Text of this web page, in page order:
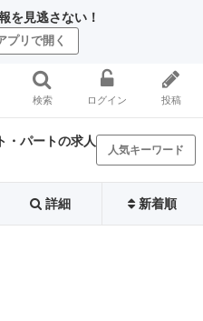
を見逃さない！
プリで開く
検索 ログイン 投稿
・パートの求人
人気キーワード
詳細 新着順